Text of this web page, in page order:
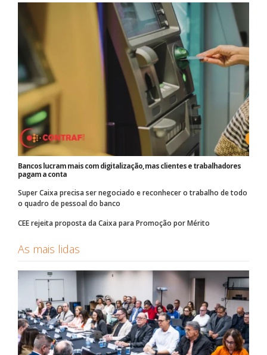
Bancos lucram mais com digitalização, mas clientes e trabalhadores
pagam a conta
Super Caixa precisa ser negociado e reconhecer o trabalho de todo
o quadro de pessoal do banco
CEE rejeita proposta da Caixa para Promoção por Mérito
As mais lidas